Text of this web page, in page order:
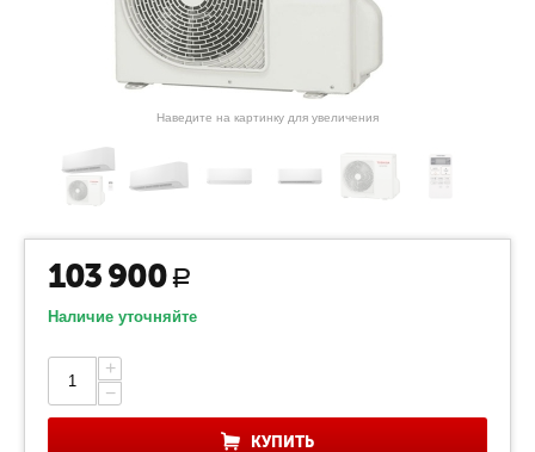
Наведите на картинку для увеличения
103 900 Р
Наличие уточняйте
+
−
КУПИТЬ